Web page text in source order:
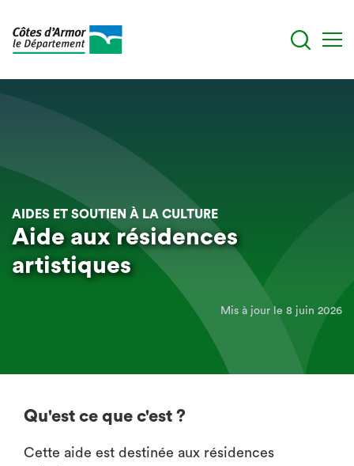
AIDES ET SOUTIEN À LA CULTURE
Aide aux résidences
artistiques
Mis à jour le 8 juin 2026
Qu'est ce que c'est ?
Cette aide est destinée aux résidences